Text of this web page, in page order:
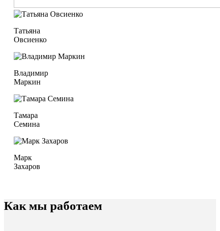
Татьяна
Овсиенко
Владимир
Маркин
Тамара
Семина
Марк
Захаров
Как мы работаем